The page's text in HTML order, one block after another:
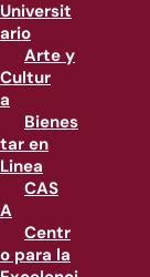
Universit
ario
Arte y
Cultur
a
Bienes
tar en
Linea
CAS
A
Centr
o para la